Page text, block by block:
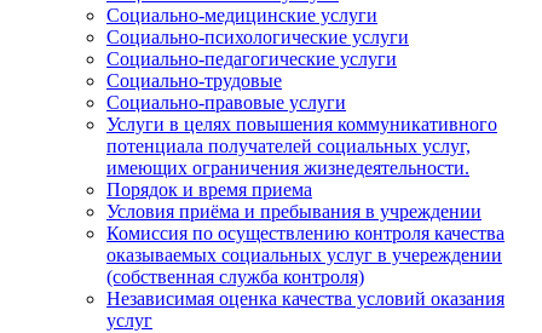
Социально-медицинские услуги
Социально-психологические услуги
Социально-педагогические услуги
Социально-трудовые
Социально-правовые услуги
Услуги в целях повышения коммуникативного
потенциала получателей социальных услуг,
имеющих ограничения жизнедеятельности.
Порядок и время приема
Условия приёма и пребывания в учреждении
Комиссия по осуществлению контроля качества
оказываемых социальных услуг в учереждении
(собственная служба контроля)
Независимая оценка качества условий оказания
услуг